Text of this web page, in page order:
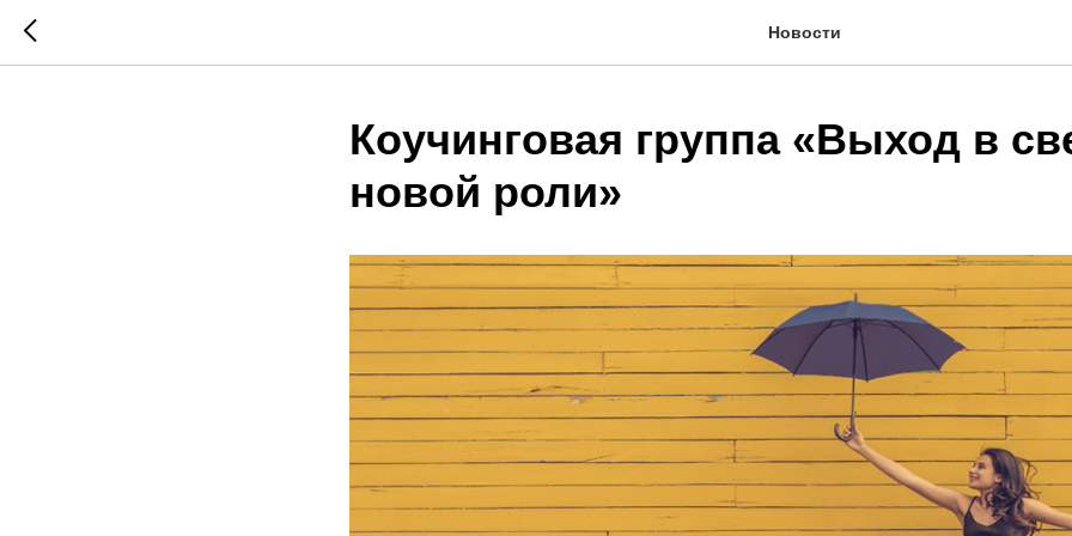
Новости
Коучинговая группа «Выход в
новой роли»